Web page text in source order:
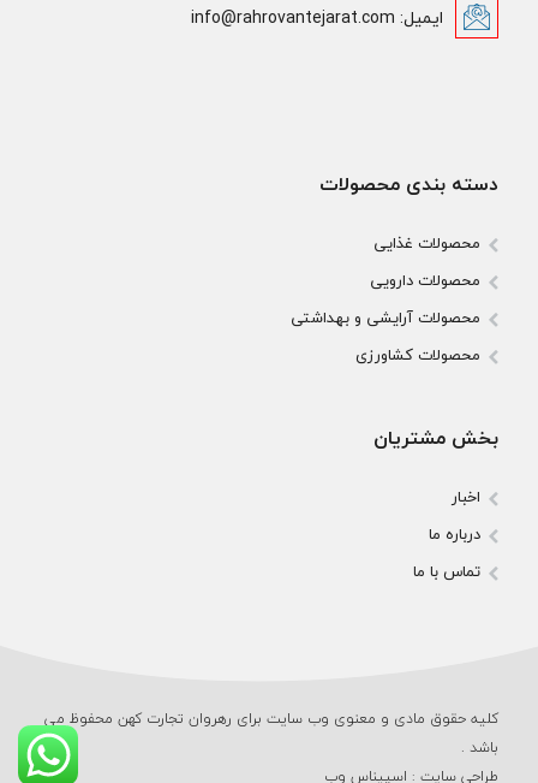
ایمیل: info@rahrovantejarat.com
دسته بندی محصولات
محصولات غذایی
محصولات دارویی
محصولات آرایشی و بهداشتی
محصولات کشاورزی
بخش مشتریان
اخبار
درباره ما
تماس با ما
کلیه حقوق مادی و معنوی وب‌ سایت برای رهروان تجارت کهن محفوظ می‌
باشد .
طراحی سایت: اسپیناس وب